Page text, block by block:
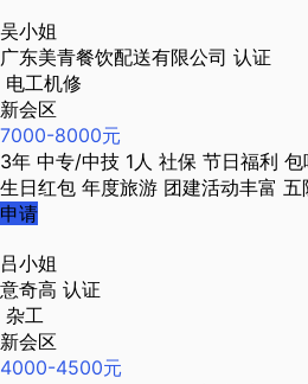
吴小姐
广东美青餐饮配送有限公司 认证
电工机修
新会区
7000-8000元
3年 中专/中技 1人 社保 节日福利 包
生日红包 年度旅游 团建活动丰富 五
申请
吕小姐
意奇高 认证
杂工
新会区
4000-4500元